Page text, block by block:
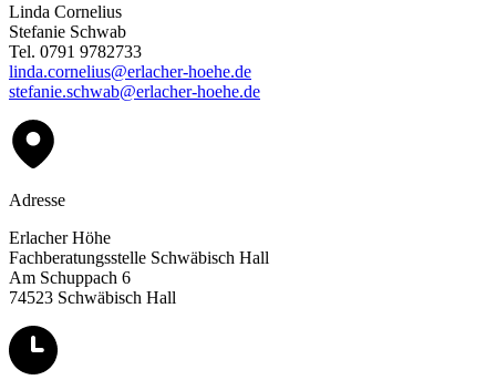
Linda Cornelius
Stefanie Schwab
Tel. 0791 9782733
linda.cornelius@erlacher-hoehe.de
stefanie.schwab@erlacher-hoehe.de
Adresse
Erlacher Höhe
Fachberatungsstelle Schwäbisch Hall
Am Schuppach 6
74523 Schwäbisch Hall